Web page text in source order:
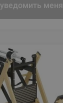
уведомить меня